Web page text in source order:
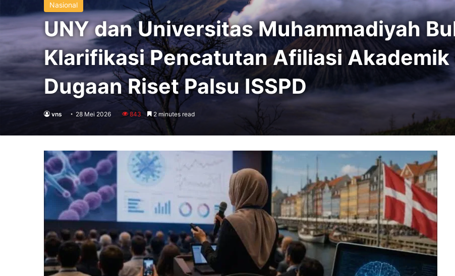
Nasional
UNY dan Universitas Muhammadiyah
Klarifikasi Pencatutan Afiliasi Akademik
Dugaan Riset Palsu ISSPD
vns 28 Mei 2026 843 2 minutes read